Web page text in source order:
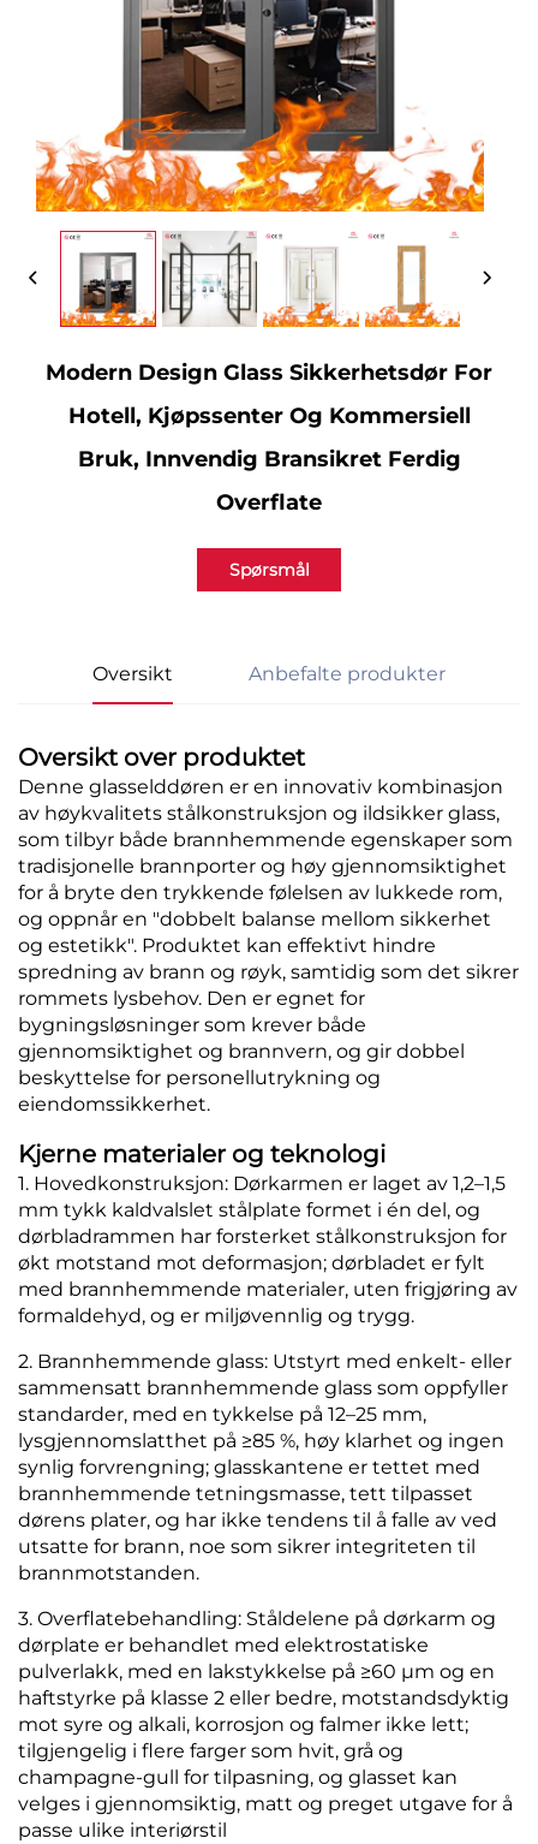
Modern Design Glass Sikkerhetsdør For
Hotell, Kjøpssenter Og Kommersiell
Bruk, Innvendig Bransikret Ferdig
Overflate
Spørsmål
Oversikt Anbefalte produkter
Oversikt over produktet
Denne glasselddøren er en innovativ kombinasjon
av høykvalitets stålkonstruksjon og ildsikker glass,
som tilbyr både brannhemmende egenskaper som
tradisjonelle brannporter og høy gjennomsiktighet
for å bryte den trykkende følelsen av lukkede rom,
og oppnår en "dobbelt balanse mellom sikkerhet
og estetikk". Produktet kan effektivt hindre
spredning av brann og røyk, samtidig som det sikrer
rommets lysbehov. Den er egnet for
bygningsløsninger som krever både
gjennomsiktighet og brannvern, og gir dobbel
beskyttelse for personellutrykning og
eiendomssikkerhet.
Kjerne materialer og teknologi
1. Hovedkonstruksjon: Dørkarmen er laget av 1,2–1,5
mm tykk kaldvalslet stålplate formet i én del, og
dørbladrammen har forsterket stålkonstruksjon for
økt motstand mot deformasjon; dørbladet er fylt
med brannhemmende materialer, uten frigjøring av
formaldehyd, og er miljøvennlig og trygg.
2. Brannhemmende glass: Utstyrt med enkelt- eller
sammensatt brannhemmende glass som oppfyller
standarder, med en tykkelse på 12–25 mm,
lysgjennomslatthet på ≥85 %, høy klarhet og ingen
synlig forvrengning; glasskantene er tettet med
brannhemmende tetningsmasse, tett tilpasset
dørens plater, og har ikke tendens til å falle av ved
utsatte for brann, noe som sikrer integriteten til
brannmotstanden.
3. Overflatebehandling: Ståldelene på dørkarm og
dørplate er behandlet med elektrostatiske
pulverlakk, med en lakstykkelse på ≥60 μm og en
haftstyrke på klasse 2 eller bedre, motstandsdyktig
mot syre og alkali, korrosjon og falmer ikke lett;
tilgjengelig i flere farger som hvit, grå og
champagne-gull for tilpasning, og glasset kan
velges i gjennomsiktig, matt og preget utgave for å
passe ulike interiørstil